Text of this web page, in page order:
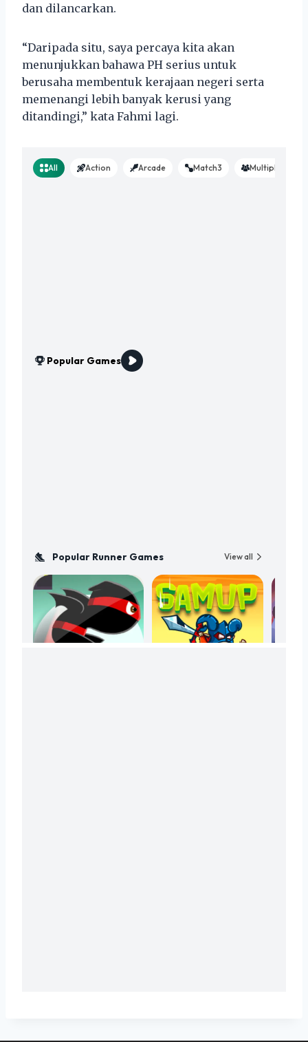
dan dilancarkan.
“Daripada situ, saya percaya kita akan
menunjukkan bahawa PH serius untuk
berusaha membentuk kerajaan negeri serta
memenangi lebih banyak kerusi yang
ditandingi,” kata Fahmi lagi.